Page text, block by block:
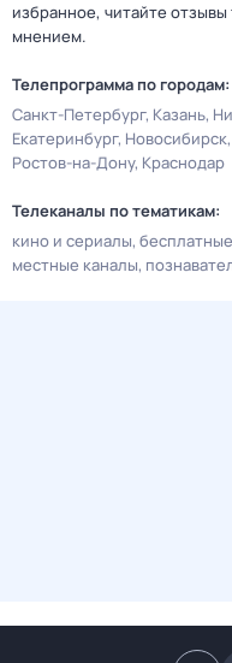
избранное, читайте
мнением.
Телепрограмма по городам:
Санкт-Петербург Казань
Екатеринбург Новосибирск
Ростов-на-Дону Краснодар
Телеканалы по тематикам:
кино и сериалы
местные каналы